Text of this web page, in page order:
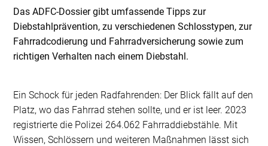
Das ADFC-Dossier gibt umfassende Tipps zur
Diebstahlprävention, zu verschiedenen Schlosstypen, zur
Fahrradcodierung und Fahrradversicherung sowie zum
richtigen Verhalten nach einem Diebstahl.
Ein Schock für jeden Radfahrenden: Der Blick fällt auf den
Platz, wo das Fahrrad stehen sollte, und er ist leer. 2023
registrierte die Polizei 264.062 Fahrraddiebstähle. Mit
Wissen, Schlössern und weiteren Maßnahmen lässt sich